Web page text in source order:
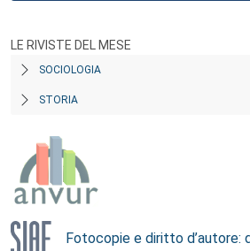
LE RIVISTE DEL MESE
SOCIOLOGIA
STORIA
Fotocopie e diritto d’autore: